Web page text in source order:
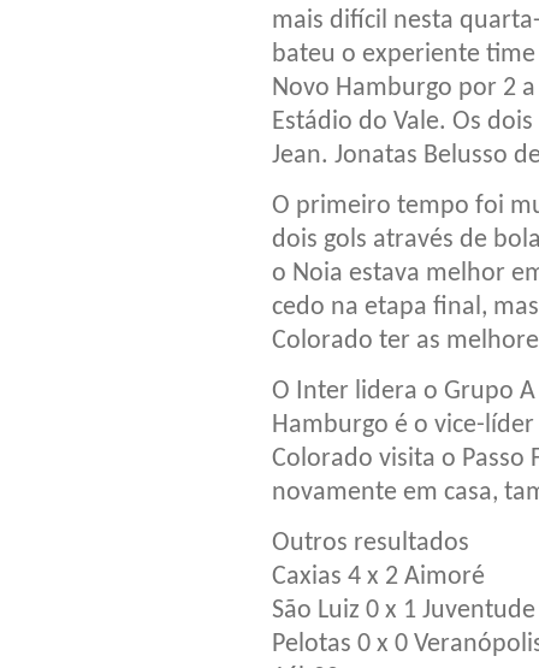
mais difícil nesta
bateu o experiente
Novo Hamburgo por 2
Estádio do Vale. Os
Jean. Jonatas Belusso
O primeiro tempo foi
dois gols através de
o Noia estava melhor
cedo na etapa final,
Colorado ter as
O Inter lidera o Grupo
Hamburgo é o vice-
Colorado visita o
novamente em casa,
Outros resultados
Caxias 4 x 2 Aimoré
São Luiz 0 x 1 Juventude
Pelotas 0 x 0